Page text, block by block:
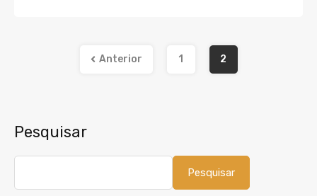
Anterior 1 2
Pesquisar
Pesquisar